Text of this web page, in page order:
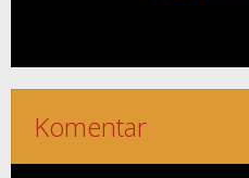
Komentar